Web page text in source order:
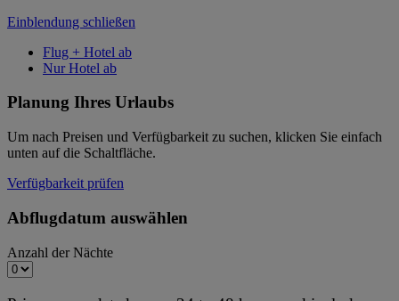
Einblendung schließen
Flug + Hotel ab
Nur Hotel ab
Planung Ihres Urlaubs
Um nach Preisen und Verfügbarkeit zu suchen, klicken Sie einfach
unten auf die Schaltfläche.
Verfügbarkeit prüfen
Abflugdatum auswählen
Anzahl der Nächte